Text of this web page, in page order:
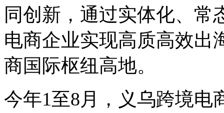
同创新，通过实体化、常
电商企业实现高质高效出
商国际枢纽高地。
今年1至8月，义乌跨境电